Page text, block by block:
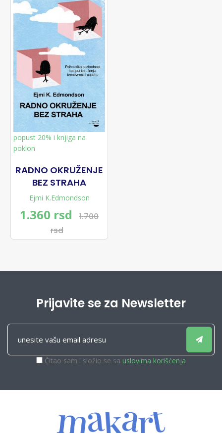
popust 20% i knjiga na
poklon
RADNO OKRUŽENJE
BEZ STRAHA
Ejmi K.Edmondson
1.360 rsd
1.700
rsd
Prijavite se za Newsletter
Čitao sam i složio se sa uslovima korišćenja